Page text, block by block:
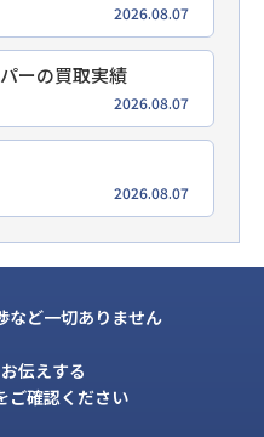
2026.08.07
ーの買取実績
2026.08.07
2026.08.07
など一切ありません
伝えする
ご確認ください